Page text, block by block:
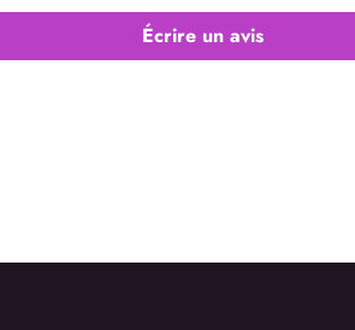
Écrire un avis